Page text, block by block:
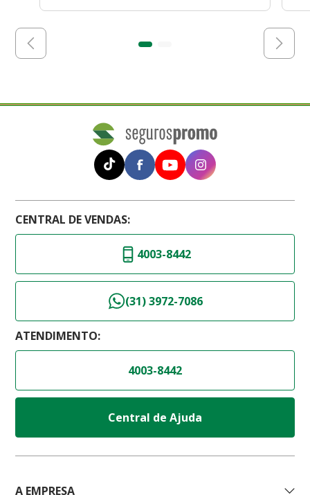
CENTRAL DE VENDAS:
4003-8442
(31) 3972-7086
ATENDIMENTO:
4003-8442
Central de Ajuda
A EMPRESA